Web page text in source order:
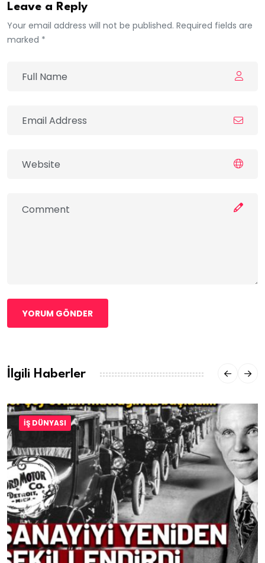
Leave a Reply
Your email address will not be published. Required fields are
marked *
YORUM GÖNDER
İlgili Haberler
İŞ DÜNYASI